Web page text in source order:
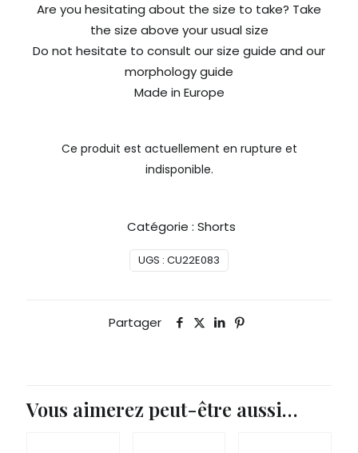
Are you hesitating about the size to take? Take
the size above your usual size
Do not hesitate to consult our size guide and our
morphology guide
Made in Europe
Ce produit est actuellement en rupture et
indisponible.
UGS : CU22E083
Catégorie : Shorts
Partager
Vous aimerez peut-être aussi…